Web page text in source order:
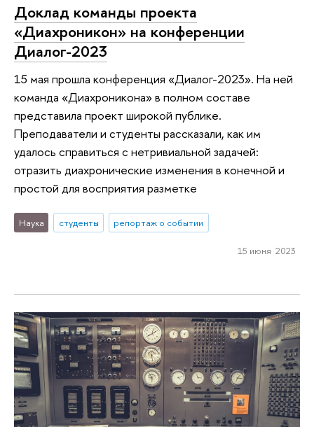
Доклад команды проекта
«Диахроникон» на конференции
Диалог-2023
15 мая прошла конференция «Диалог-2023». На ней
команда «Диахроникона» в полном составе
представила проект широкой публике.
Преподаватели и студенты рассказали, как им
удалось справиться с нетривиальной задачей:
отразить диахронические изменения в конечной и
простой для восприятия разметке
Наука студенты репортаж о событии
15 июня 2023